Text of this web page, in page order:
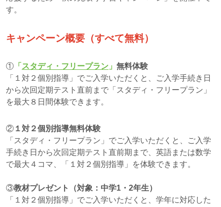
す。
キャンペーン概要（すべて無料）
① 「 スタディ・フリープラン 」 無料体験
「１対２個別指導」でご入学いただくと、ご入学手続き日
から次回定期テスト直前まで「スタディ・フリープラン」
を最大８日間体験できます。
② １対２個別指導無料体験
「スタディ・フリープラン」でご入学いただくと、ご入学
手続き日から次回定期テスト直前期まで、英語または数学
で最大４コマ、「１対２個別指導」を体験できます。
③教材プレゼント（対象：中学1・2年生）
「１対２個別指導」でご入学いただくと、学年に対応した